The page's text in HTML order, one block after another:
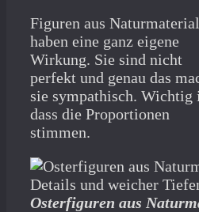
Figuren aus
haben eine ganz eigene
Wirkung. Sie sind nicht
perfekt und genau das
sie sympathisch. Wichtig
dass die Proportionen
stimmen.
Osterfiguren aus